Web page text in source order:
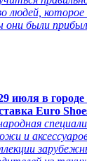
людей,
были
июля в
Euro
и